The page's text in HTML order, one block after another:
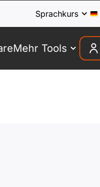
Sprachkurs
Mehr Tools